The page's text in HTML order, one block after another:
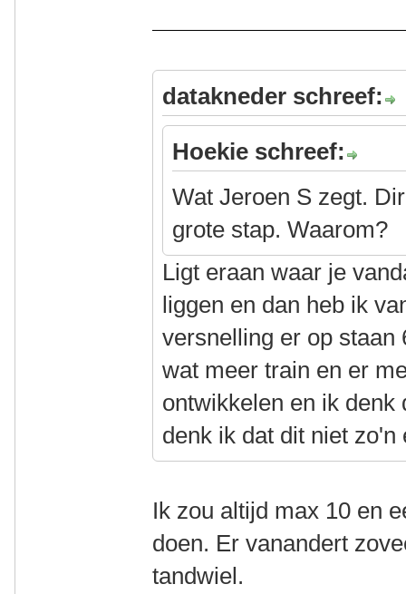
datakneder schreef:
Hoekie schreef:
Wat Jeroen S zegt.
grote stap. Waarom?
Ligt eraan waar je
liggen en dan heb ik
versnelling er op staan
wat meer train en er
ontwikkelen en ik
denk ik dat dit niet
Ik zou altijd max 10 en
doen. Er vanandert
tandwiel.